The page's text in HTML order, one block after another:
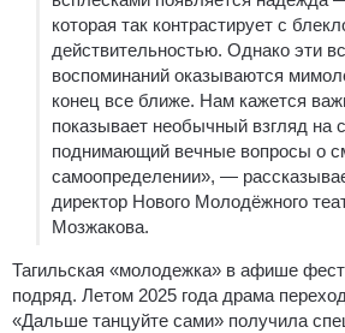
которая так контрастирует с
действительностью. Однако эти
воспоминаний оказываются
конец все ближе. Нам кажется
показывает необычный взгляд на
поднимающий вечные вопросы о
самоопределении», —
директор Нового Молодёжного
Мозжакова.
Тагильская «молодежка» в афише
подряд. Летом 2025 года драма
«Дальше танцуйте сами» получила